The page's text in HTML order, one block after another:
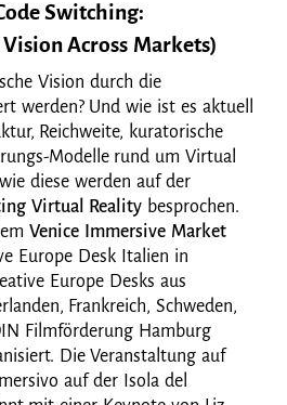
Switching:
Across Markets)
Vision durch die
werden? Und wie ist es aktuell
Reichweite, kuratorische
Modelle rund um Virtual
diese werden auf der
Virtual Reality besprochen.
Venice Immersive Market
Europe Desk Italien in
Europe Desks aus
Frankreich, Schweden,
Filmförderung Hamburg
Die Veranstaltung auf
auf der Isola del